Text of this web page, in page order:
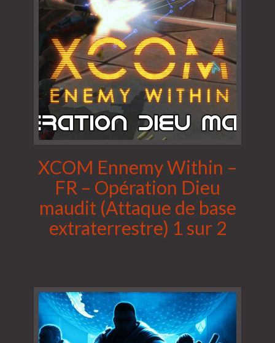
XCOM Ennemy Within –
FR – Opération Dieu
maudit (Attaque de base
extraterrestre) 1 sur 2